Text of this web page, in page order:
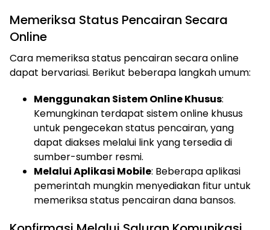
Memeriksa Status Pencairan Secara
Online
Cara memeriksa status pencairan secara online
dapat bervariasi. Berikut beberapa langkah umum:
Menggunakan Sistem Online Khusus:
Kemungkinan terdapat sistem online khusus
untuk pengecekan status pencairan, yang
dapat diakses melalui link yang tersedia di
sumber-sumber resmi.
Melalui Aplikasi Mobile: Beberapa aplikasi
pemerintah mungkin menyediakan fitur untuk
memeriksa status pencairan dana bansos.